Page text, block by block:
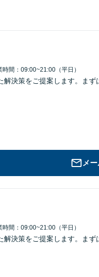
時間：09:00~21:00（平日）
決策をご提案します。まず
メ
時間：09:00~21:00（平日）
決策をご提案します。まず